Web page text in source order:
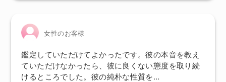
女性のお客様
鑑定していただけてよかったです。彼の本音を教え
ていただけなかったら、彼に良くない態度を取り続
けるところでした。彼の純朴な性質を…